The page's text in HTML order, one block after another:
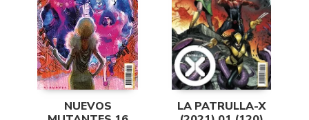
NUEVOS
LA PATRULLA-X